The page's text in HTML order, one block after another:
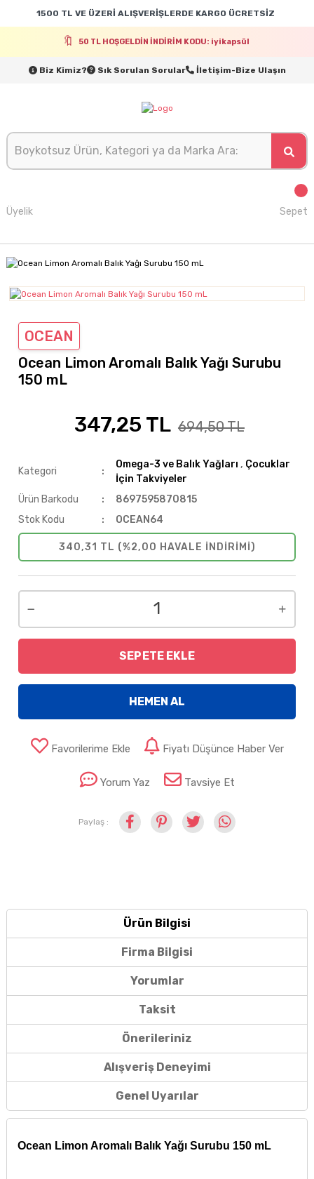
1500 TL VE ÜZERİ ALIŞVERİŞLERDE KARGO ÜCRETSİZ
50 TL HOŞGELDİN İNDİRİM KODU: iyikapsül
Biz Kimiz? Sık Sorulan Sorular İletişim-Bize Ulaşın
Üyelik Sepet
OCEAN
Ocean Limon Aromalı Balık Yağı Surubu
150 mL
347,25 TL 694,50 TL
Kategori
Omega-3 ve Balık Yağları , Çocuklar
İçin Takviyeler
Ürün Barkodu
8697595870815
Stok Kodu
OCEAN64
340,31 TL (%2,00 HAVALE INDIRIMI)
SEPETE EKLE
HEMEN AL
Favorilerime Ekle Fiyatı Düşünce Haber Ver
Yorum Yaz Tavsiye Et
Paylaş :
Ürün Bilgisi
Firma Bilgisi
Yorumlar
Taksit
Önerileriniz
Alışveriş Deneyimi
Genel Uyarılar
Ocean Limon Aromalı Balık Yağı Surubu 150 mL